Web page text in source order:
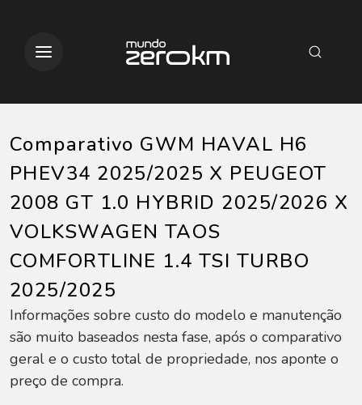
Comparativo GWM HAVAL H6
PHEV34 2025/2025 X PEUGEOT
2008 GT 1.0 HYBRID 2025/2026 X
VOLKSWAGEN TAOS
COMFORTLINE 1.4 TSI TURBO
2025/2025
Informações sobre custo do modelo e manutenção
são muito baseados nesta fase, após o comparativo
geral e o custo total de propriedade, nos aponte o
preço de compra.